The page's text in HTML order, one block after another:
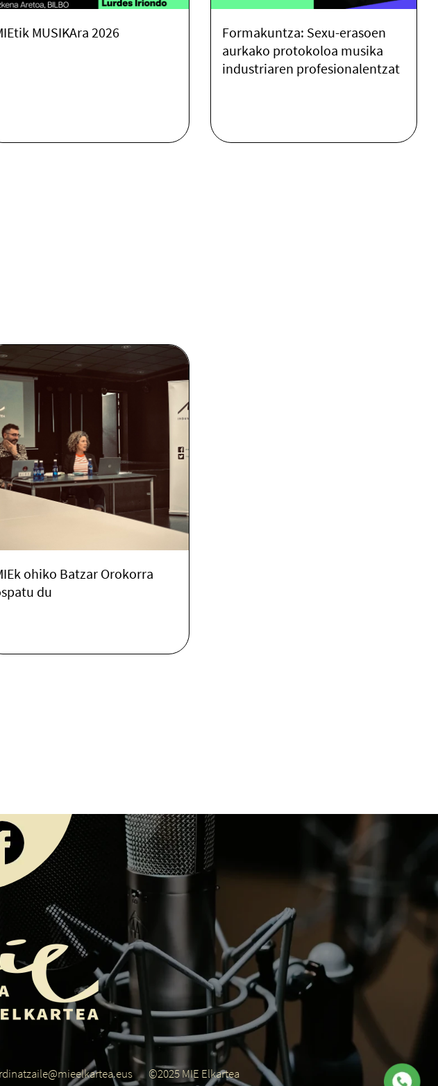
MUSIKAra 2026
Formakuntza: Sexu-erasoen
aurkako protokoloa musika
industriaren profesionalentzat
ohiko Batzar Orokorra
du
©2025 MIE Elkartea
Banner